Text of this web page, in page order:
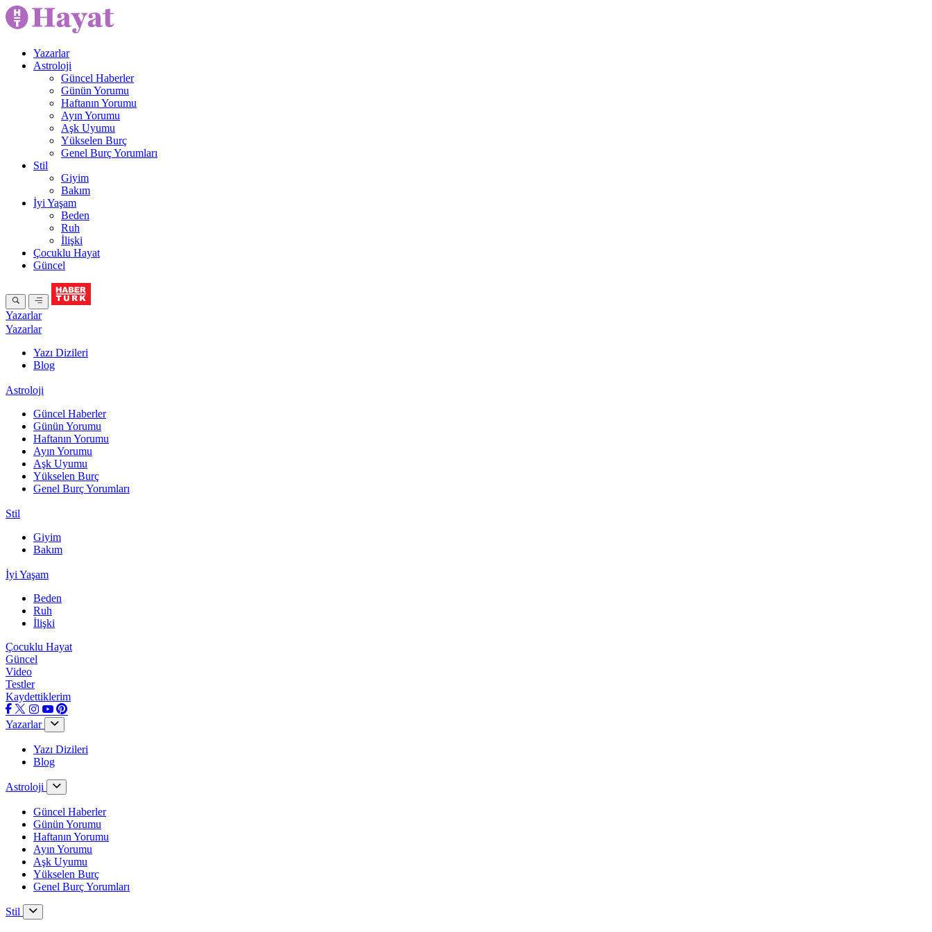
Yazarlar
Astroloji
Güncel Haberler
Günün Yorumu
Haftanın Yorumu
Ayın Yorumu
Aşk Uyumu
Yükselen Burç
Genel Burç Yorumları
Stil
Giyim
Bakım
İyi Yaşam
Beden
Ruh
İlişki
Çocuklu Hayat
Güncel
Yazarlar
Yazarlar
Yazı Dizileri
Blog
Astroloji
Güncel Haberler
Günün Yorumu
Haftanın Yorumu
Ayın Yorumu
Aşk Uyumu
Yükselen Burç
Genel Burç Yorumları
Stil
Giyim
Bakım
İyi Yaşam
Beden
Ruh
İlişki
Çocuklu Hayat
Güncel
Video
Testler
Kaydettiklerim
Yazarlar
Yazı Dizileri
Blog
Astroloji
Güncel Haberler
Günün Yorumu
Haftanın Yorumu
Ayın Yorumu
Aşk Uyumu
Yükselen Burç
Genel Burç Yorumları
Stil